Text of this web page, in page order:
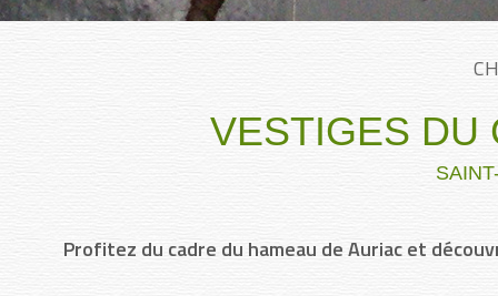
VESTIGES DU
Profitez du cadre du hameau de Auriac et